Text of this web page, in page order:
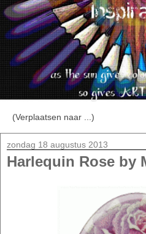
zondag 18 augustus 2013
Harlequin Rose by